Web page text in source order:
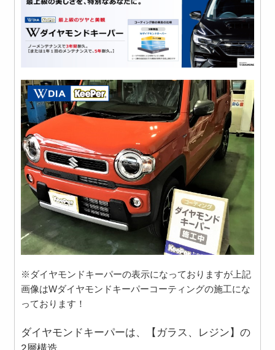
※ダイヤモンドキーパーの表示になっておりますが上記
画像はWダイヤモンドキーパーコーティングの施工にな
っております！
ダイヤモンドキーパーは、【ガラス、レジン】の